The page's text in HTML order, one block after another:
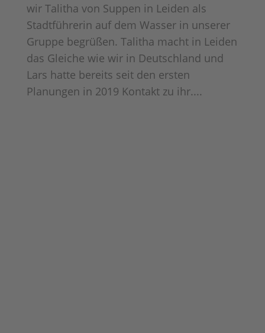
wir Talitha von Suppen in Leiden als
Stadtführerin auf dem Wasser in unserer
Gruppe begrüßen. Talitha macht in Leiden
das Gleiche wie wir in Deutschland und
Lars hatte bereits seit den ersten
Planungen in 2019 Kontakt zu ihr....